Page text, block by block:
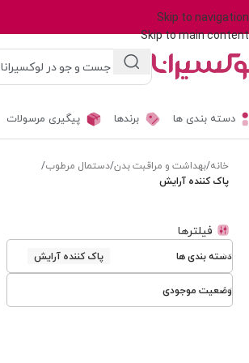
Skip to navigation
Skip to main content
دسته بندی ها برندها پیگیری مرسولات
خانه/بهداشت و مراقبت بدن/دستمال مرطوب/
پاک کننده آرایش
فیلترها
دسته بندی ها پاک کننده آرایش
وضعیت موجودی